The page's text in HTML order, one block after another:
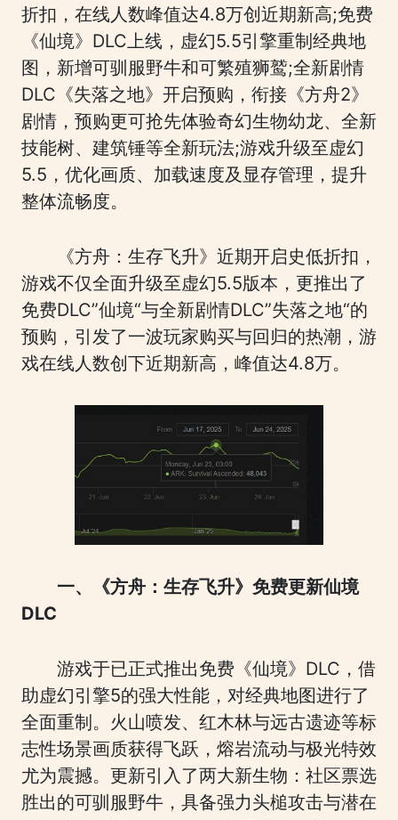
折扣，在线人数峰值达4.8万创近期新高;免费
《仙境》DLC上线，虚幻5.5引擎重制经典地
图，新增可驯服野牛和可繁殖狮鹫;全新剧情
DLC《失落之地》开启预购，衔接《方舟2》
剧情，预购更可抢先体验奇幻生物幼龙、全新
技能树、建筑锤等全新玩法;游戏升级至虚幻
5.5，优化画质、加载速度及显存管理，提升
整体流畅度。
《方舟：生存飞升》近期开启史低折扣，
游戏不仅全面升级至虚幻5.5版本，更推出了
免费DLC”仙境“与全新剧情DLC”失落之地“的
预购，引发了一波玩家购买与回归的热潮，游
戏在线人数创下近期新高，峰值达4.8万。
一、《方舟：生存飞升》免费更新仙境
DLC
游戏于已正式推出免费《仙境》DLC，借
助虚幻引擎5的强大性能，对经典地图进行了
全面重制。火山喷发、红木林与远古遗迹等标
志性场景画质获得飞跃，熔岩流动与极光特效
尤为震撼。更新引入了两大新生物：社区票选
胜出的可驯服野牛，具备强力头槌攻击与潜在